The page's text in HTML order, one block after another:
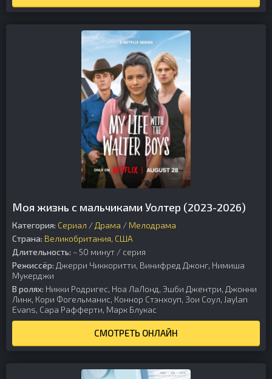
Моя жизнь с мальчиками Уолтер (2023-2026)
Категория: Сериал / Драма / Мелодрама
Страна: Великобритания, США
Длительность: ~ 50 минут / серия
Режиссёр: Джерри Чиккоритти, Винифред Джонг, Нимиша
Мукерджи
В ролях: Никки Родригес, Ноа ЛаЛонд, Эшби Джентри, Джонни
Линк, Кори Фогельманис, Коннор Стэнхоуп, Зои Соул, Jaylan
Evans, Сара Рафферти, Марк Блукас
СМОТРЕТЬ ОНЛАЙН